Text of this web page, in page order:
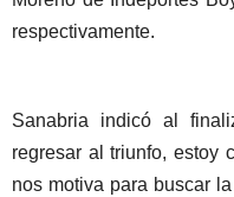
respectivamente.
Sanabria indicó al
regresar al triunfo, estoy
nos motiva para buscar